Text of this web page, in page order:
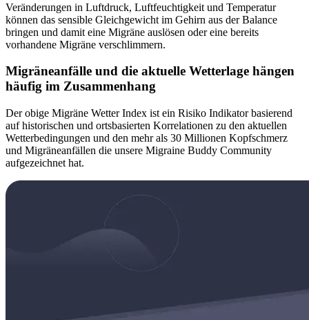
Veränderungen in Luftdruck, Luftfeuchtigkeit und Temperatur
können das sensible Gleichgewicht im Gehirn aus der Balance
bringen und damit eine Migräne auslösen oder eine bereits
vorhandene Migräne verschlimmern.
Migräneanfälle und die aktuelle Wetterlage hängen
häufig im Zusammenhang
Der obige Migräne Wetter Index ist ein Risiko Indikator basierend
auf historischen und ortsbasierten Korrelationen zu den aktuellen
Wetterbedingungen und den mehr als 30 Millionen Kopfschmerz
und Migräneanfällen die unsere Migraine Buddy Community
aufgezeichnet hat.